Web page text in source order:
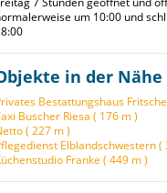
um 10:00 und
in der Nähe
Bestattungshaus
Buscher Riesa ( 176 m )
( 227 m )
Elblandschwestern (
Franke ( 449 m )